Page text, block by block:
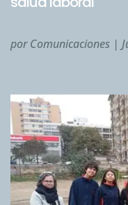
porComunicaciones |